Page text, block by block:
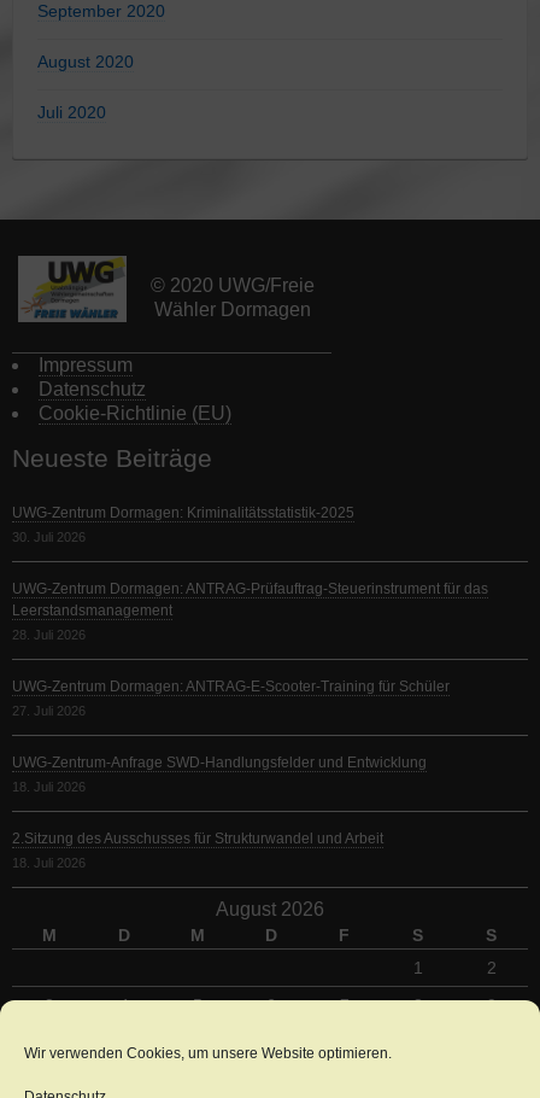
Wir verwenden Cookies, um unsere Website optimieren.
September 2020
August 2020
Juli 2020
© 2020 UWG/Freie
Wähler Dormagen
Impressum
Datenschutz
Cookie-Richtlinie (EU)
Neueste Beiträge
UWG-Zentrum Dormagen: Kriminalitätsstatistik-2025
30. Juli 2026
UWG-Zentrum Dormagen: ANTRAG-Prüfauftrag-Steuerinstrument für das
Leerstandsmanagement
28. Juli 2026
UWG-Zentrum Dormagen: ANTRAG-E-Scooter-Training für Schüler
27. Juli 2026
UWG-Zentrum-Anfrage SWD-Handlungsfelder und Entwicklung
18. Juli 2026
2.Sitzung des Ausschusses für Strukturwandel und Arbeit
18. Juli 2026
August 2026
M D M D F S
S
1
2
3
4 5 6 7 8
9